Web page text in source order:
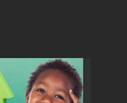
de Financiamento
do Tesouro Educa+ O
que desejam